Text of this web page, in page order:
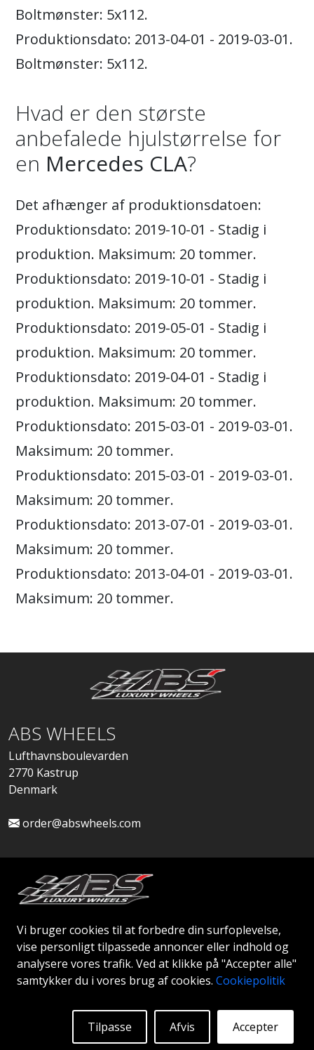
Vi bruger cookies til at forbedre din surfoplevelse,
vise personligt tilpassede annoncer eller indhold og
analysere vores trafik. Ved at klikke på "Accepter alle"
samtykker du i vores brug af cookies. Cookiepolitik
Accepter
Afvis
Tilpasse
Boltmønster: 5x112.
Produktionsdato: 2013-04-01 - 2019-03-01.
Boltmønster: 5x112.
Hvad er den største
anbefalede hjulstørrelse for
en Mercedes CLA?
Det afhænger af produktionsdatoen:
Produktionsdato: 2019-10-01 - Stadig i
produktion. Maksimum: 20 tommer.
Produktionsdato: 2019-10-01 - Stadig i
produktion. Maksimum: 20 tommer.
Produktionsdato: 2019-05-01 - Stadig i
produktion. Maksimum: 20 tommer.
Produktionsdato: 2019-04-01 - Stadig i
produktion. Maksimum: 20 tommer.
Produktionsdato: 2015-03-01 - 2019-03-01.
Maksimum: 20 tommer.
Produktionsdato: 2015-03-01 - 2019-03-01.
Maksimum: 20 tommer.
Produktionsdato: 2013-07-01 - 2019-03-01.
Maksimum: 20 tommer.
Produktionsdato: 2013-04-01 - 2019-03-01.
Maksimum: 20 tommer.
ABS WHEELS
Lufthavnsboulevarden
2770 Kastrup
Denmark
order@abswheels.com
Ansøg om Firmakonto